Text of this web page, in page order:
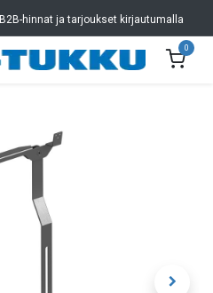
B2B-hinnat ja tarjoukset kirjautumalla
0